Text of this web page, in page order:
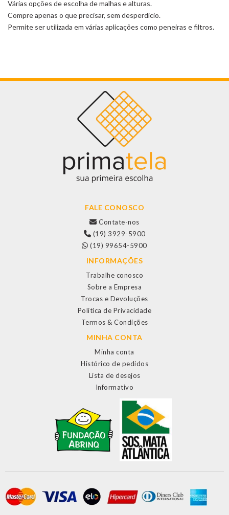
Várias opções de escolha de malhas e alturas.
Compre apenas o que precisar, sem desperdício.
Permite ser utilizada em várias aplicações como peneiras e filtros.
FALE CONOSCO
Contate-nos
(19) 3929-5900
(19) 99654-5900
INFORMAÇÕES
Trabalhe conosco
Sobre a Empresa
Trocas e Devoluções
Política de Privacidade
Termos & Condições
MINHA CONTA
Minha conta
Histórico de pedidos
Lista de desejos
Informativo